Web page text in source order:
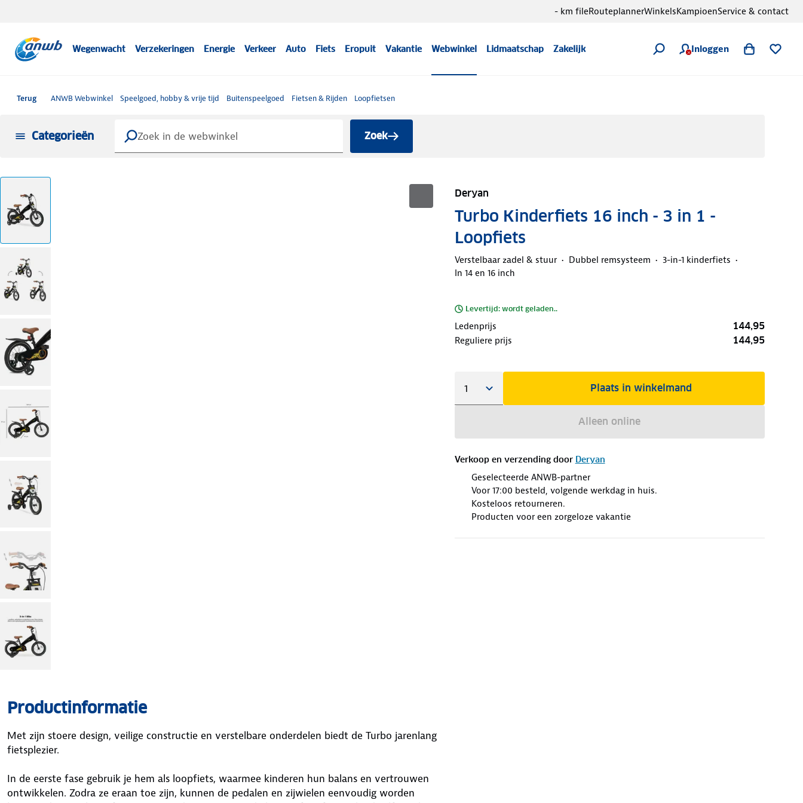
Wegenwacht Verzekeringen Energie Verkeer Auto Fiets Eropuit Vakantie Webwinkel Lidmaatschap Zakelijk Inloggen
- km fileRouteplannerWinkelsKampioenService & contact
Terug ANWB Webwinkel Speelgoed, hobby & vrije tijd Buitenspeelgoed Fietsen & Rijden Loopfietsen
Categorieën Zoek
Deryan
Turbo Kinderfiets 16 inch - 3 in 1 -
Loopfiets
Verstelbaar zadel & stuur Dubbel remsysteem
3-in-1 kinderfiets
In 14 en 16 inch
Levertijd: wordt geladen..
Ledenprijs 144,95
Reguliere prijs 144,95
Plaats in winkelmand
Alleen online
Verkoop en verzending door Deryan
Geselecteerde ANWB-partner
Voor 17:00 besteld, volgende werkdag in huis.
Kosteloos retourneren.
Producten voor een zorgeloze vakantie
Productinformatie
Met zijn stoere design, veilige constructie en verstelbare onderdelen biedt de Turbo jarenlang
fietsplezier.
In de eerste fase gebruik je hem als loopfiets, waarmee kinderen hun balans en vertrouwen
ontwikkelen. Zodra ze eraan toe zijn, kunnen de pedalen en zijwielen eenvoudig worden